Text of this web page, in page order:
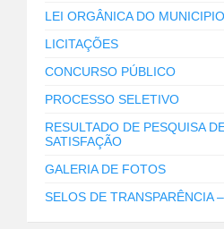
LEI ORGÂNICA DO MUNICIPIO
LICITAÇÕES
CONCURSO PÚBLICO
PROCESSO SELETIVO
RESULTADO DE PESQUISA
SATISFAÇÃO
GALERIA DE FOTOS
SELOS DE TRANSPARÊNCIA